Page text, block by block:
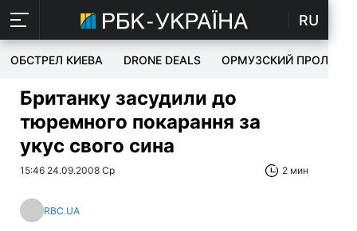
RU
ОБСТРЕЛ КИЕВА DRONE DEALS ОРМУЗСКИЙ ПРОЛИВ
Британку засудили до
тюремного покарання за
укус свого сина
15:46 24.09.2008 Ср 2 мин
RBC.UA